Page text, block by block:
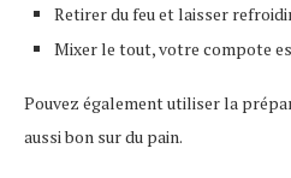
Retirer du feu et laisser
Mixer le tout, votre compote
Pouvez également utiliser la
aussi bon sur du pain.